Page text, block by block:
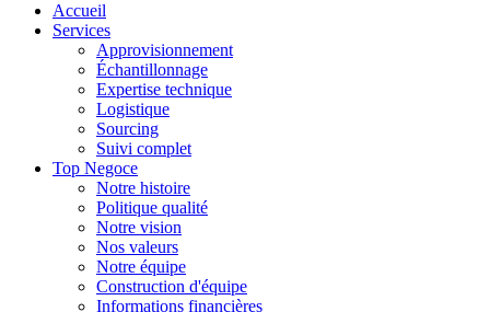
Accueil
Services
Approvisionnement
Échantillonnage
Expertise technique
Logistique
Sourcing
Suivi complet
Top Negoce
Notre histoire
Politique qualité
Notre vision
Nos valeurs
Notre équipe
Construction d'équipe
Informations financières